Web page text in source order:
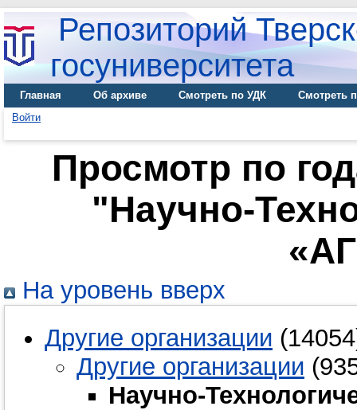
Репозиторий
госуниверситета
Главная Об архиве Смотреть по УДК
Смотреть
Войти
Просмотр по
"Научно-
На уровень вверх
Другие организации
Другие организации
Научно-